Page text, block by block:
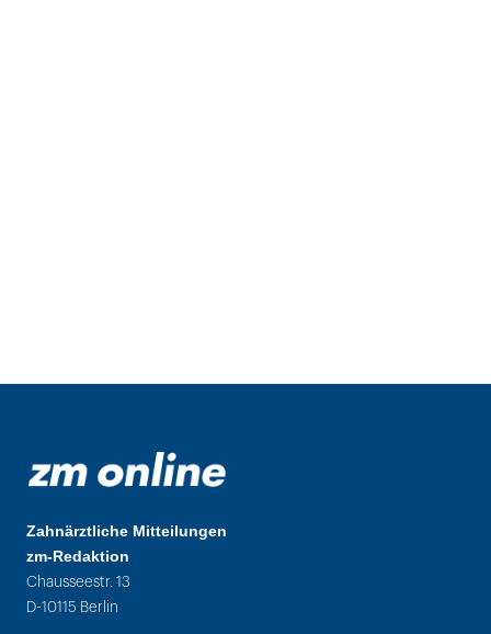
Zahnärztliche Mitteilungen
zm-Redaktion
Chausseestr. 13
D-10115 Berlin